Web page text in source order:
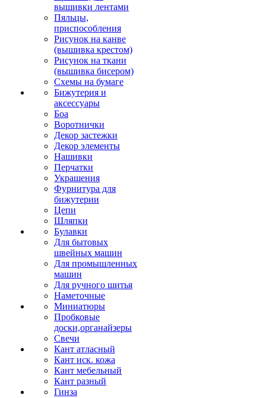
вышивки лентами
Пяльцы,
приспособления
Рисунок на канве
(вышивка крестом)
Рисунок на ткани
(вышивка бисером)
Схемы на бумаге
Бижутерия и
аксессуары
Боа
Воротнички
Декор застежки
Декор элементы
Нашивки
Перчатки
Украшения
Фурнитура для
бижутерии
Цепи
Шляпки
Булавки
Для бытовых
швейных машин
Для промышленных
машин
Для ручного шитья
Наметочные
Миниатюры
Пробковые
доски,органайзеры
Свечи
Кант атласный
Кант иск. кожа
Кант мебельный
Кант разный
Гинза